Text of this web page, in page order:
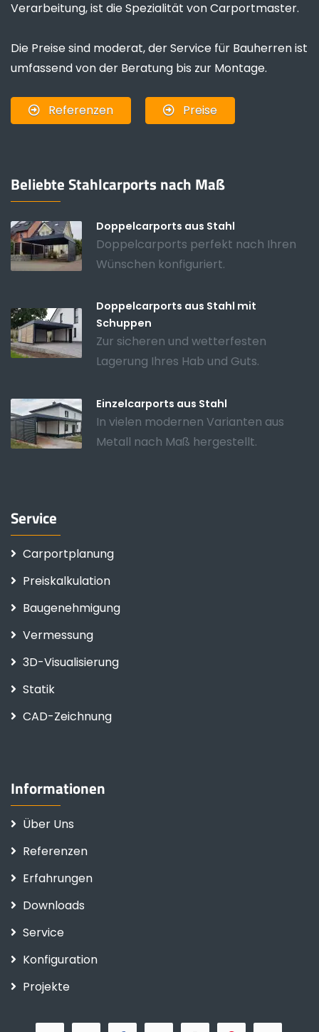
Verarbeitung, ist die Spezialität von Carportmaster.
Die Preise sind moderat, der Service für Bauherren ist
umfassend von der Beratung bis zur Montage.
Referenzen Preise
Beliebte Stahlcarports nach Maß
Doppelcarports aus Stahl
Doppelcarports perfekt nach Ihren
Wünschen konfiguriert.
Doppelcarports aus Stahl mit
Schuppen
Zur sicheren und wetterfesten
Lagerung Ihres Hab und Guts.
Einzelcarports aus Stahl
In vielen modernen Varianten aus
Metall nach Maß hergestellt.
Service
Carportplanung
Preiskalkulation
Baugenehmigung
Vermessung
3D-Visualisierung
Statik
CAD-Zeichnung
Informationen
Über Uns
Referenzen
Erfahrungen
Downloads
Service
Konfiguration
Projekte